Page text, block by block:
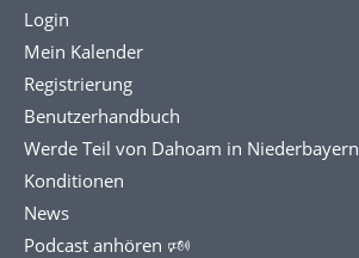
Login
Mein Kalender
Registrierung
Benutzerhandbuch
Werde Teil von Dahoam in Niederbayern
Konditionen
News
Podcast anhören 🕬